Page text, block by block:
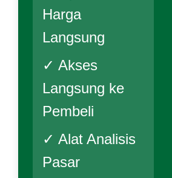
Harga
Langsung
✓ Akses
Langsung ke
Pembeli
✓ Alat Analisis
Pasar